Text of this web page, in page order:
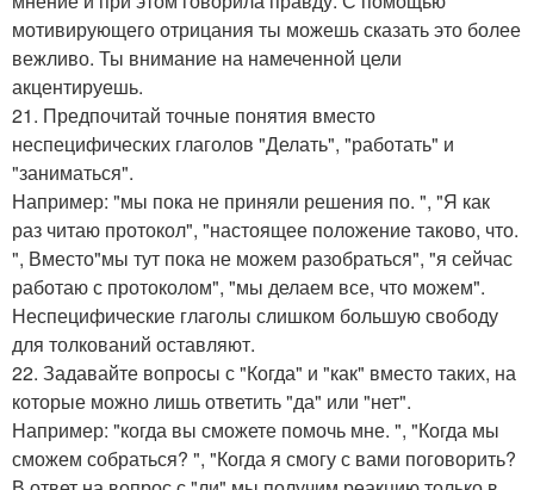
мотивирующего отрицания ты можешь сказать это более
вежливо. Ты внимание на намеченной цели
акцентируешь.
21. Предпочитай точные понятия вместо
неспецифических глаголов "Делать", "работать" и
"заниматься".
Например: "мы пока не приняли решения по. ", "Я как
раз читаю протокол", "настоящее положение таково, что.
", Вместо"мы тут пока не можем разобраться", "я сейчас
работаю с протоколом", "мы делаем все, что можем".
Неспецифические глаголы слишком большую свободу
для толкований оставляют.
22. Задавайте вопросы с "Когда" и "как" вместо таких, на
которые можно лишь ответить "да" или "нет".
Например: "когда вы сможете помочь мне. ", "Когда мы
сможем собраться? ", "Когда я смогу с вами поговорить?